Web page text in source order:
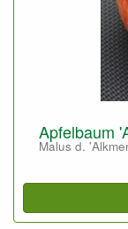
Apfelbaum
Malus d.